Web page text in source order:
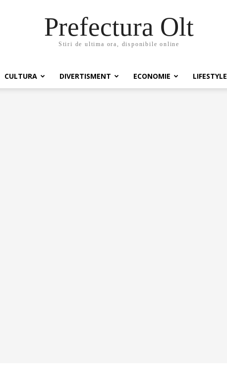
Prefectura Olt
Stiri de ultima ora, disponibile online
CULTURA DIVERTISMENT ECONOMIE LIFESTYLE